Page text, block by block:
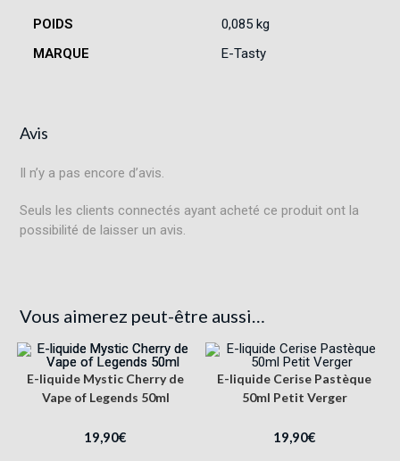
POIDS
0,085 kg
MARQUE
E-Tasty
Avis
Il n’y a pas encore d’avis.
Seuls les clients connectés ayant acheté ce produit ont la
possibilité de laisser un avis.
Vous aimerez peut-être aussi…
E-liquide Mystic Cherry de
Vape of Legends 50ml
19,90€
E-liquide Cerise Pastèque
50ml Petit Verger
19,90€